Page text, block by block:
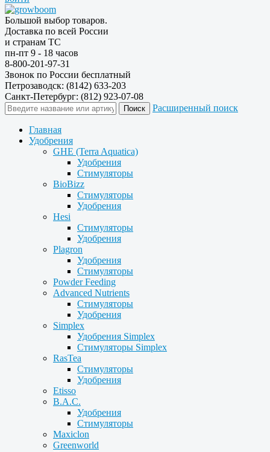
Большой выбор товаров.
Доставка по всей России
и странам ТС
пн-пт 9 - 18 часов
8-800-201-97-31
Звонок по России бесплатный
Петрозаводск: (8142) 633-203
Санкт-Петербург: (812) 923-07-08
Расширенный поиск
Главная
Удобрения
GHE (Terra Aquatica)
Удобрения
Стимуляторы
BioBizz
Стимуляторы
Удобрения
Hesi
Стимуляторы
Удобрения
Plagron
Удобрения
Стимуляторы
Powder Feeding
Advanced Nutrients
Стимуляторы
Удобрения
Simplex
Удобрения Simplex
Стимуляторы Simplex
RasTea
Стимуляторы
Удобрения
Etisso
B.A.C.
Удобрения
Стимуляторы
Maxiclon
Greenworld